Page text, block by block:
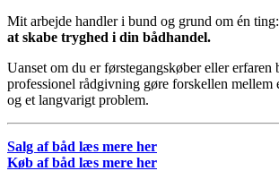
Mit arbejde handler i bund og grund om én ting:
at skabe tryghed i din bådhandel.
Uanset om du er førstegangskøber eller erfaren
professionel rådgivning gøre forskellen mellem
og et langvarigt problem.
Salg af båd læs mere her
Køb af båd læs mere her